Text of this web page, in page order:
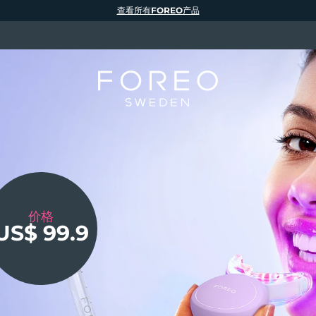
低至
50%
价格
99.9
5折
查看所有FOREO产品